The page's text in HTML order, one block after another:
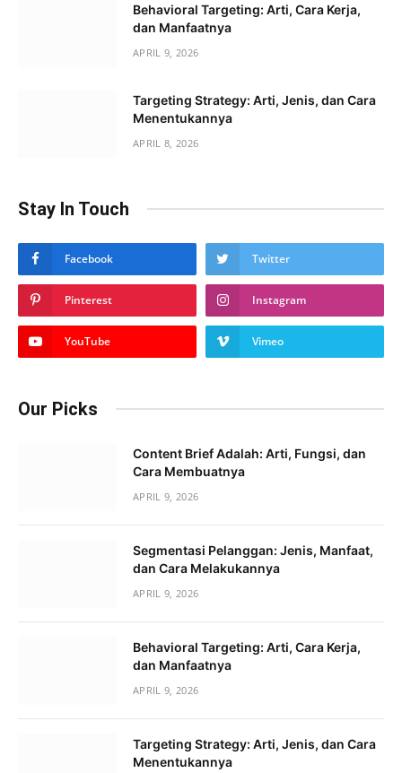
Behavioral Targeting: Arti, Cara Kerja,
dan Manfaatnya
APRIL 9, 2026
Targeting Strategy: Arti, Jenis, dan Cara
Menentukannya
APRIL 8, 2026
Stay In Touch
Facebook Twitter
Pinterest Instagram
YouTube Vimeo
Our Picks
Content Brief Adalah: Arti, Fungsi, dan
Cara Membuatnya
APRIL 9, 2026
Segmentasi Pelanggan: Jenis, Manfaat,
dan Cara Melakukannya
APRIL 9, 2026
Behavioral Targeting: Arti, Cara Kerja,
dan Manfaatnya
APRIL 9, 2026
Targeting Strategy: Arti, Jenis, dan Cara
Menentukannya